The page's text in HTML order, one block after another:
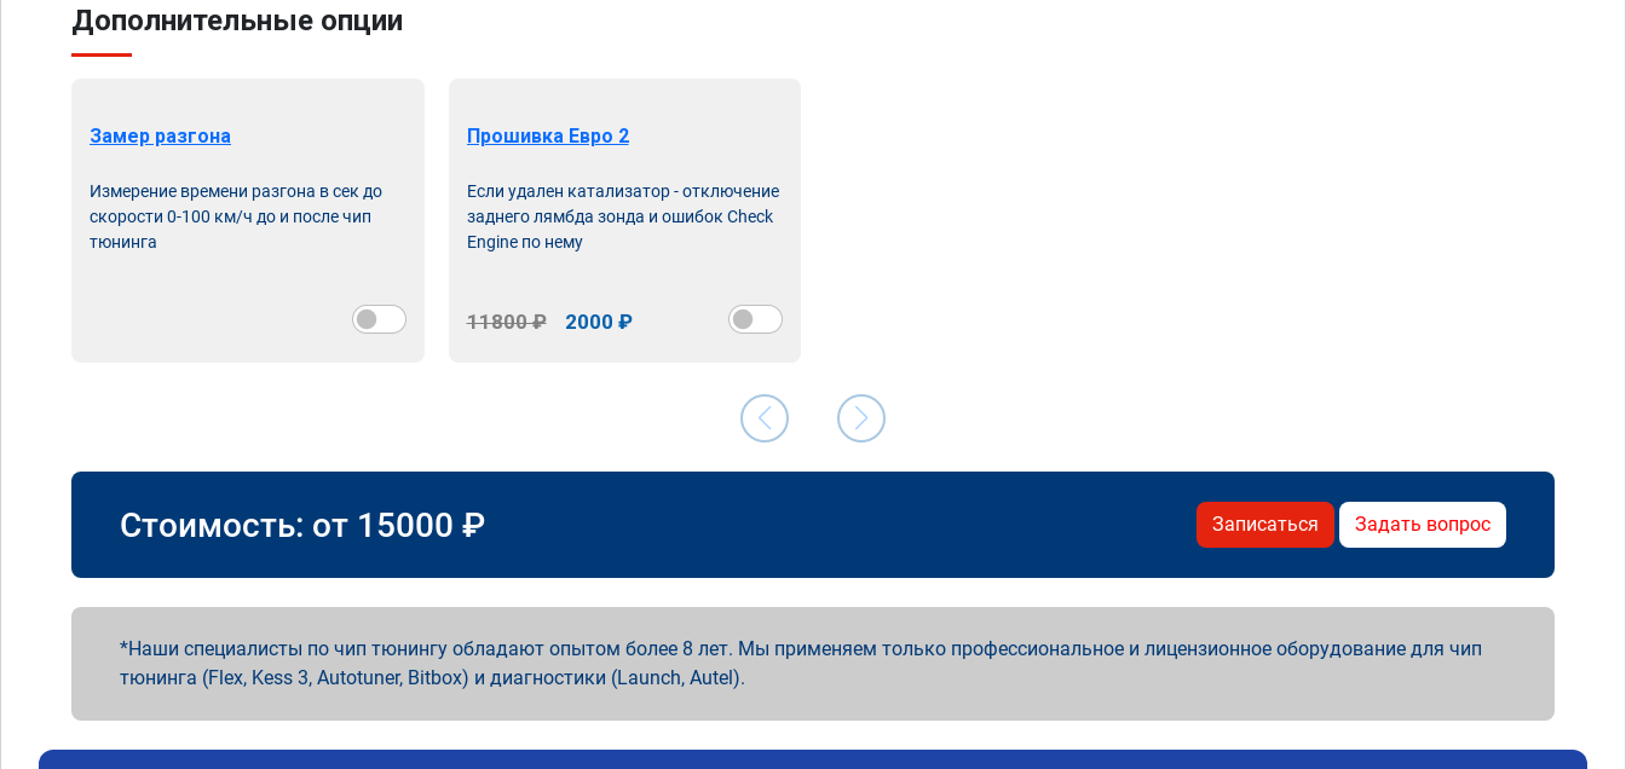
Дополнительные опции
Замер разгона
Измерение времени разгона в сек до
скорости 0-100 км/ч до и после чип
тюнинга
Прошивка Евро 2
Если удален катализатор - отключение
заднего лямбда зонда и ошибок Check
Engine по нему
11800 ₽ 2000 ₽
Стоимость: от 15000 ₽ Записаться Задать вопрос
Наши специалисты по чип тюнингу обладают опытом более 8 лет. Мы применяем только профессиональное и лицензионное оборудование для чип
тюнинга (Flex, Kess 3, Autotuner, Bitbox) и диагностики (Launch, Autel).